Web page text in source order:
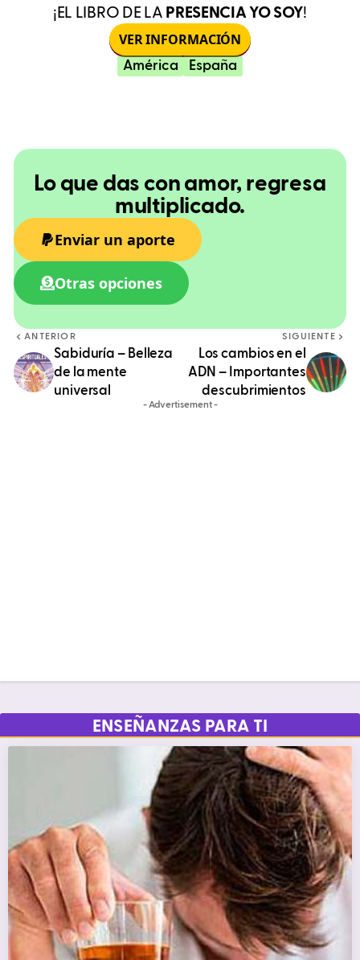
¡EL LIBRO DE LA PRESENCIA YO SOY!
VER INFORMACIÓN
América España
Lo que das con amor, regresa
multiplicado.
Enviar un aporte
Otras opciones
ANTERIOR
Sabiduría – Belleza
de la mente
universal
SIGUIENTE
Los cambios en el
ADN – Importantes
descubrimientos
- Advertisement -
ENSEÑANZAS PARA TI